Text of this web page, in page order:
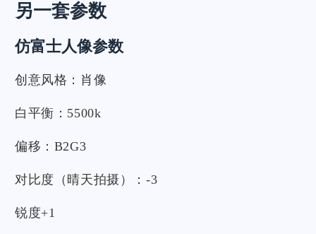
另一套参数
仿富士人像参数
创意风格：肖像
白平衡：5500k
偏移：B2G3
对比度（晴天拍摄）：-3
锐度+1